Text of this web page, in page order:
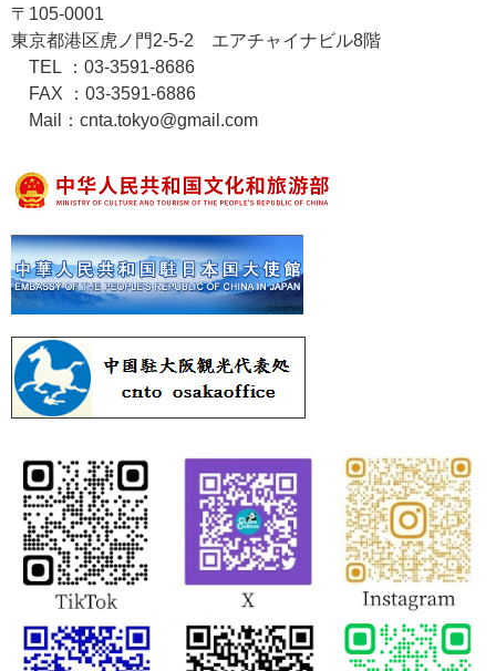
〒105-0001
東京都港区虎ノ門2-5-2 エアチャイナビル8階
TEL ：03-3591-8686
FAX ：03-3591-6886
Mail：cnta.tokyo@gmail.com